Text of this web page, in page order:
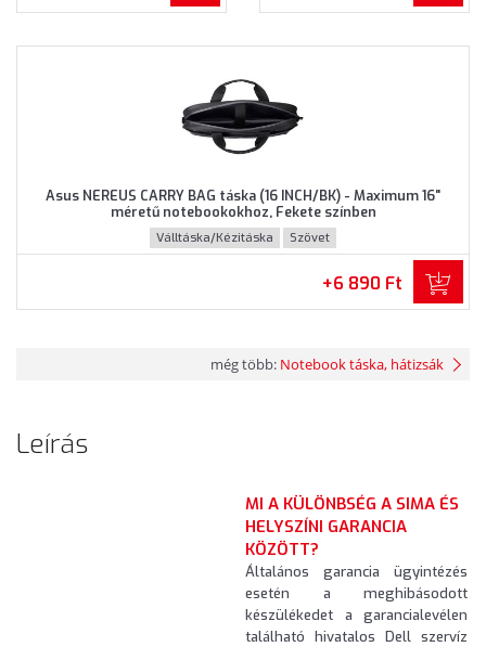
Asus NEREUS CARRY BAG táska (16 INCH/BK) - Maximum 16"
méretű notebookokhoz, Fekete színben
Válltáska/Kézitáska Szövet
+6 890 Ft
még több: Notebook táska, hátizsák
Leírás
MI A KÜLÖNBSÉG A SIMA ÉS
HELYSZÍNI GARANCIA
KÖZÖTT?
Általános garancia ügyintézés
esetén a meghibásodott
készülékedet a garancialevélen
található hivatalos Dell szervíz